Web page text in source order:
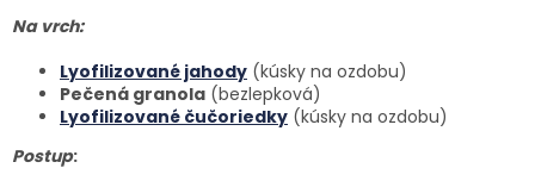
Na vrch:
Lyofilizované jahody (kúsky na ozdobu)
Pečená granola (bezlepková)
Lyofilizované čučoriedky (kúsky na ozdobu)
Postup: